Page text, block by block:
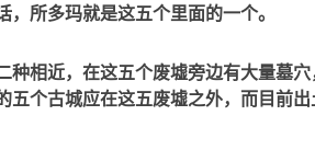
，所多玛就是这五个里面的一个。
种相近，在这五个废墟旁边有大量墓
五个古城应在这五废墟之外，而目前